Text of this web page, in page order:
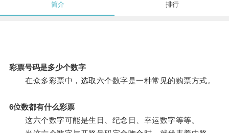
简介 排行
彩票号码是多少个数字
在众多彩票中，选取六个数字是一种常见的购票方式。
6位数都有什么彩票
这六个数字可能是生日、纪念日、幸运数字等等。